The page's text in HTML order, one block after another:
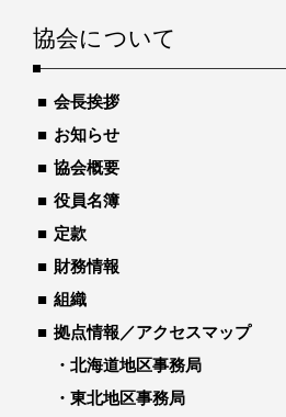
協会について
会長挨拶
お知らせ
協会概要
役員名簿
定款
財務情報
組織
拠点情報／アクセスマップ
北海道地区事務局
東北地区事務局